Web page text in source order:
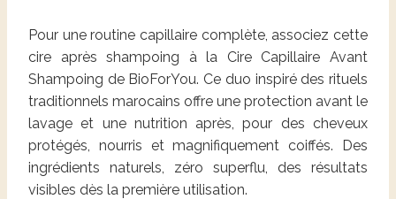
Pour une routine capillaire complète, associez cette
cire après shampoing à la Cire Capillaire Avant
Shampoing de BioForYou. Ce duo inspiré des rituels
traditionnels marocains offre une protection avant le
lavage et une nutrition après, pour des cheveux
protégés, nourris et magnifiquement coiffés. Des
ingrédients naturels, zéro superflu, des résultats
visibles dès la première utilisation.